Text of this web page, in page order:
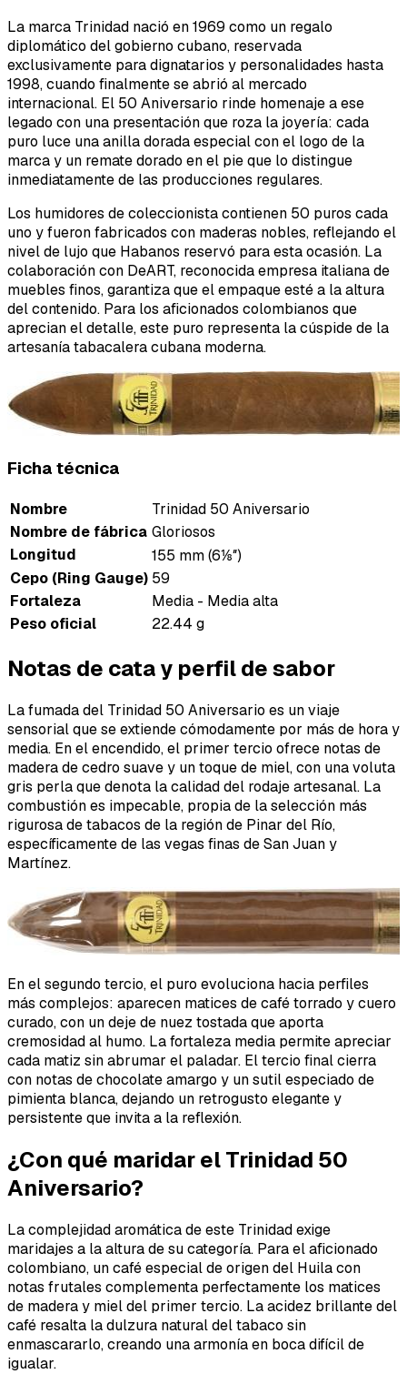
La marca Trinidad nació en 1969 como un regalo
diplomático del gobierno cubano, reservada
exclusivamente para dignatarios y personalidades hasta
1998, cuando finalmente se abrió al mercado
internacional. El 50 Aniversario rinde homenaje a ese
legado con una presentación que roza la joyería: cada
puro luce una anilla dorada especial con el logo de la
marca y un remate dorado en el pie que lo distingue
inmediatamente de las producciones regulares.
Los humidores de coleccionista contienen 50 puros cada
uno y fueron fabricados con maderas nobles, reflejando el
nivel de lujo que Habanos reservó para esta ocasión. La
colaboración con DeART, reconocida empresa italiana de
muebles finos, garantiza que el empaque esté a la altura
del contenido. Para los aficionados colombianos que
aprecian el detalle, este puro representa la cúspide de la
artesanía tabacalera cubana moderna.
Ficha técnica
Nombre
Trinidad 50 Aniversario
Nombre de fábrica Gloriosos
Longitud
155 mm (6⅛″)
Cepo (Ring Gauge) 59
Fortaleza
Media - Media alta
Peso oficial
22.44 g
Notas de cata y perfil de sabor
La fumada del Trinidad 50 Aniversario es un viaje
sensorial que se extiende cómodamente por más de hora y
media. En el encendido, el primer tercio ofrece notas de
madera de cedro suave y un toque de miel, con una voluta
gris perla que denota la calidad del rodaje artesanal. La
combustión es impecable, propia de la selección más
rigurosa de tabacos de la región de Pinar del Río,
específicamente de las vegas finas de San Juan y
Martínez.
En el segundo tercio, el puro evoluciona hacia perfiles
más complejos: aparecen matices de café torrado y cuero
curado, con un deje de nuez tostada que aporta
cremosidad al humo. La fortaleza media permite apreciar
cada matiz sin abrumar el paladar. El tercio final cierra
con notas de chocolate amargo y un sutil especiado de
pimienta blanca, dejando un retrogusto elegante y
persistente que invita a la reflexión.
¿Con qué maridar el Trinidad 50
Aniversario?
La complejidad aromática de este Trinidad exige
maridajes a la altura de su categoría. Para el aficionado
colombiano, un café especial de origen del Huila con
notas frutales complementa perfectamente los matices
de madera y miel del primer tercio. La acidez brillante del
café resalta la dulzura natural del tabaco sin
enmascararlo, creando una armonía en boca difícil de
igualar.